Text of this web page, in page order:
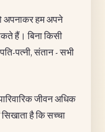
अपनाकर हम अपने
हैं। बिना किसी
पत्नी, संतान - सभी
जीवन अधिक
है कि सच्चा